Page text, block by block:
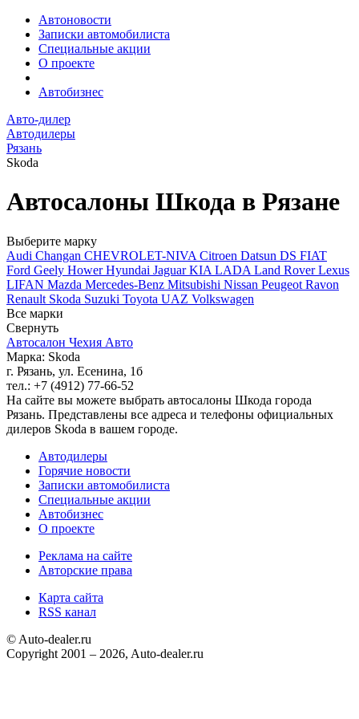
Автоновости
Записки автомобилиста
Специальные акции
О проекте
Автобизнес
Авто-дилер
Автодилеры
Рязань
Skoda
Автосалоны Шкода в Рязане
Выберите марку
Audi Changan CHEVROLET-NIVA Citroen Datsun DS FIAT
Ford Geely HowerHyundai JaguarKIA LADA Land RoverLexus
LIFAN Mazda Mercedes-Benz Mitsubishi Nissan Peugeot Ravon
Renault Skoda Suzuki Toyota UAZ Volkswagen
Все марки
Свернуть
Автосалон Чехия Авто
Марка: Skoda
г. Рязань, ул. Есенина, 1б
тел.: +7 (4912) 77-66-52
На сайте вы можете выбрать автосалоны Шкода города
Рязань. Представлены все адреса и телефоны официальных
дилеров Skoda в вашем городе.
Автодилеры
Горячие новости
Записки автомобилиста
Специальные акции
Автобизнес
О проекте
Реклама на сайте
Авторские права
Карта сайта
RSS канал
© Auto-dealer.ru
Copyright 2001 – 2026, Auto-dealer.ru